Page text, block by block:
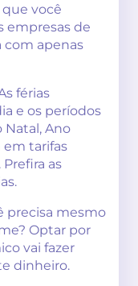
você
empresas de
com apenas
férias
e os períodos
Ano
em tarifas
as
precisa mesmo
Optar por
vai fazer
dinheiro.